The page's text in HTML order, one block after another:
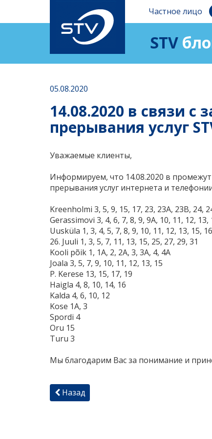
Частное лицо
STV
05.08.2020
14.08.2020 в связи
прерывания услуг
Уважаемые клиенты,
Информируем, что 14.08.2020 в
прерывания услуг интернета и
Kreenholmi 3, 5, 9, 15, 17, 23, 23A, 23B, 24,
Gerassimovi 3, 4, 6, 7, 8, 9, 9A, 10, 11, 12, 13,
Uusküla 1, 3, 4, 5, 7, 8, 9, 10, 11, 12, 13, 15,
26. Juuli 1, 3, 5, 7, 11, 13, 15, 25, 27, 29, 31
Kooli põik 1, 1A, 2, 2A, 3, 3A, 4, 4A
Joala 3, 5, 7, 9, 10, 11, 12, 13, 15
P. Kerese 13, 15, 17, 19
Haigla 4, 8, 10, 14, 16
Kalda 4, 6, 10, 12
Kose 1A, 3
Spordi 4
Oru 15
Turu 3
Мы благодарим Вас за понимание и
Назад